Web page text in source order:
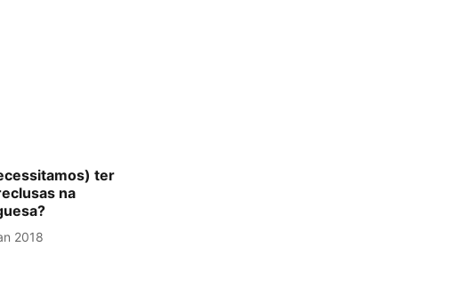
ter
na
2018